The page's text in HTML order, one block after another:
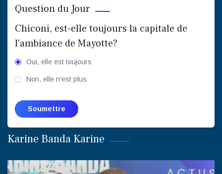
Question du Jour
Chiconi, est-elle toujours la capitale de
l'ambiance de Mayotte?
Oui, elle est toujours
Non, elle n'est plus
Karine Banda Karine
Mr Zoubert, "La valeur de la
monnaie réside dans le respect."